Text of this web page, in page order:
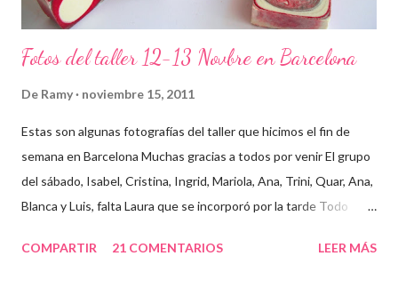
Fotos del taller 12-13 Novbre en Barcelona
De Ramy noviembre 15, 2011
Estas son algunas fotografías del taller que hicimos el fin de
semana en Barcelona Muchas gracias a todos por venir El grupo
del sábado, Isabel, Cristina, Ingrid, Mariola, Ana, Trini, Quar, Ana,
Blanca y Luis, falta Laura que se incorporó por la tarde Todo
primero un poco de teórica para tener claro lo que tenemos que
COMPARTIR 21 COMENTARIOS LEER MÁS